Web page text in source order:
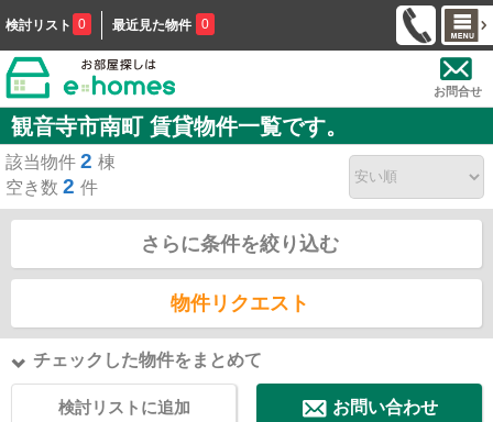
検討リスト 0 最近見た物件 0
お問合せ
観音寺市南町 賃貸物件一覧です。
該当物件 2 棟
空き数 2 件
さらに条件を絞り込む
物件リクエスト
チェックした物件をまとめて
検討リストに追加 お問い合わせ